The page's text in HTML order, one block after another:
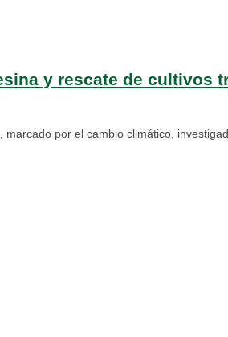
y rescate de cultivos
por el cambio climático,